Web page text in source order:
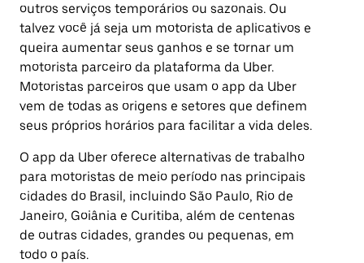
outros serviços temporários ou sazonais. Ou
talvez você já seja um motorista de aplicativos e
queira aumentar seus ganhos e se tornar um
motorista parceiro da plataforma da Uber.
Motoristas parceiros que usam o app da Uber
vem de todas as origens e setores que definem
seus próprios horários para facilitar a vida deles.
O app da Uber oferece alternativas de trabalho
para motoristas de meio período nas principais
cidades do Brasil, incluindo São Paulo, Rio de
Janeiro, Goiânia e Curitiba, além de centenas
de outras cidades, grandes ou pequenas, em
todo o país.